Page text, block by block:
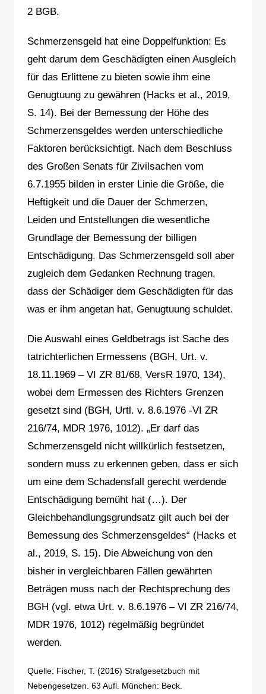
2 BGB.
Schmerzensgeld hat eine Doppelfunktion: Es
geht darum dem Geschädigten einen Ausgleich
für das Erlittene zu bieten sowie ihm eine
Genugtuung zu gewähren (Hacks et al., 2019,
S. 14). Bei der Bemessung der Höhe des
Schmerzensgeldes werden unterschiedliche
Faktoren berücksichtigt. Nach dem Beschluss
des Großen Senats für Zivilsachen vom
6.7.1955 bilden in erster Linie die Größe, die
Heftigkeit und die Dauer der Schmerzen,
Leiden und Entstellungen die wesentliche
Grundlage der Bemessung der billigen
Entschädigung. Das Schmerzensgeld soll aber
zugleich dem Gedanken Rechnung tragen,
dass der Schädiger dem Geschädigten für das
was er ihm angetan hat, Genugtuung schuldet.
Die Auswahl eines Geldbetrags ist Sache des
tatrichterlichen Ermessens (BGH, Urt. v.
18.11.1969 – VI ZR 81/68, VersR 1970, 134),
wobei dem Ermessen des Richters Grenzen
gesetzt sind (BGH, Urtl. v. 8.6.1976 -VI ZR
216/74, MDR 1976, 1012). „Er darf das
Schmerzensgeld nicht willkürlich festsetzen,
sondern muss zu erkennen geben, dass er sich
um eine dem Schadensfall gerecht werdende
Entschädigung bemüht hat (…). Der
Gleichbehandlungsgrundsatz gilt auch bei der
Bemessung des Schmerzensgeldes“ (Hacks et
al., 2019, S. 15). Die Abweichung von den
bisher in vergleichbaren Fällen gewährten
Beträgen muss nach der Rechtsprechung des
BGH (vgl. etwa Urt. v. 8.6.1976 – VI ZR 216/74,
MDR 1976, 1012) regelmäßig begründet
werden.
Quelle: Fischer, T. (2016) Strafgesetzbuch mit
Nebengesetzen. 63 Aufl. München: Beck.